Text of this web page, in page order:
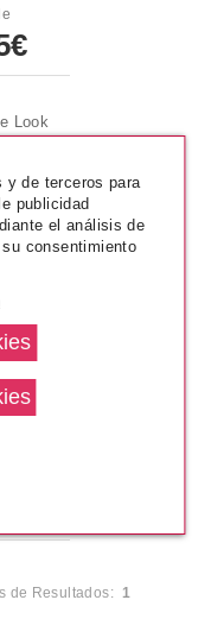
Bun
de Resultados: 1
de terceros para
publicidad
el análisis de
consentimiento